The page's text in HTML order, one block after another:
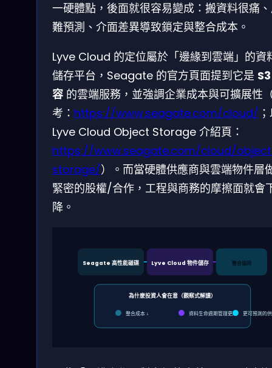
一硬體點，後面就很容易變成：搬資料很痛
難預測、介面差異導致鎖定與整合成本。
Lyve Cloud 的定位屬於「邊緣到雲端」的資
儲存平台，Seagate 的官方頁面提到它是
容 的雲端服務，並強調企業成本與可擴展性
考： https://www.seagate.com/cloud/
Lyve Cloud Object Storage 介紹頁：
https://www.seagate.com/cloud/
storage/）。而當硬體供應商與雲端物件層
緊密的股權/合作，工程與商務的摩擦面就會
降。
Seagate 高性能磁碟 Lyve Cloud 物件儲存 整合協同
為什麼投資人會在意（觀察式解讀）
整合成本 ↓ 資料生命週期管理更順 更可預測的